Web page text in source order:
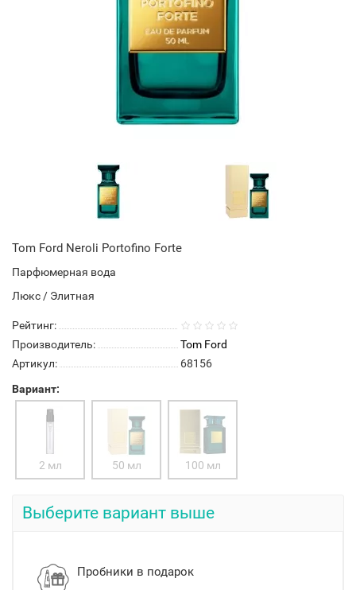
Tom Ford Neroli Portofino Forte
Парфюмерная вода
Люкс / Элитная
Рейтинг:
Производитель:
Tom Ford
Артикул:
68156
Вариант:
2 мл 50 мл 100 мл
Выберите вариант выше
Пробники в подарок